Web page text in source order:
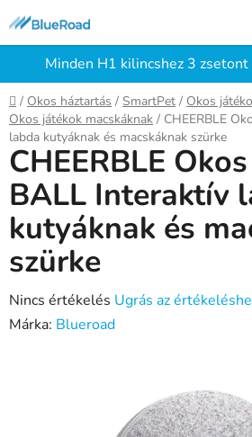
fő
tartalomhozMinden H1 kilincshez 3 zsetont
Kezdőlap
/ Okos háztartás / SmartPet / Okos
Okos játékok macskáknak / CHEERBLE
labda kutyáknak és macskáknak szürke
CHEERBLE
BALL Interaktív
kutyáknak és
szürke
A
termék
Nincs értékelés Ugrás az
Márka: Blueroad